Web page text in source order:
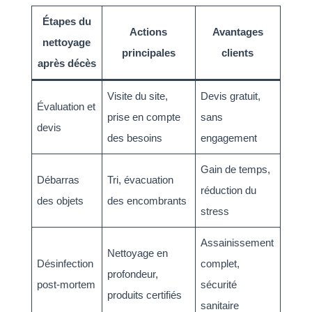
Étapes du
nettoyage
après décès
Actions
principales
Avantages
clients
Évaluation et
devis
Visite du site,
prise en compte
des besoins
Devis gratuit,
sans
engagement
Débarras
des objets
Tri, évacuation
des encombrants
Gain de temps,
réduction du
stress
Désinfection
post-mortem
Nettoyage en
profondeur,
produits certifiés
Assainissement
complet,
sécurité
sanitaire